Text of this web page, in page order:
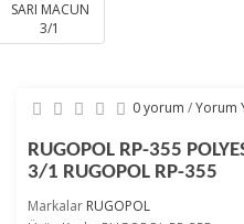
0 yorum /Yorum
RUGOPOL RP-355
3/1 RUGOPOL RP-355
Markalar RUGOPOL